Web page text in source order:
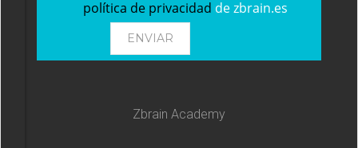
política de privacidad de zbrain.es
Zbrain Academy